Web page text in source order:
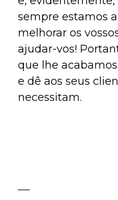
sempre estamos
melhorar os
ajudar-vos!
que lhe
e dê aos seus
necessitam.